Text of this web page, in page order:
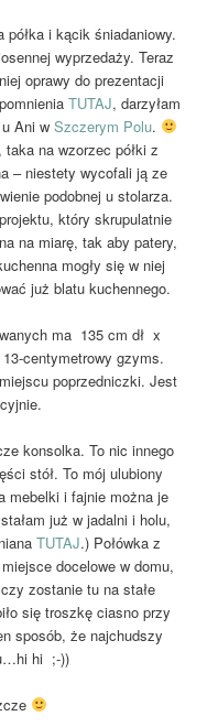
półka i kącik śniadaniowy.
wyprzedaży. Teraz
oprawy do prezentacji
TUTAJ, darzyłam
Ani w Szczerym Polu.
na wzorzec półki z
– niestety wycofali ją ze
podobnej u stolarza.
który skrupulatnie
na miarę, tak aby patery,
mogły się w niej
już blatu kuchennego.
ma 135 cm dł x
centymetrowy gzyms.
poprzedniczki. Jest
konsolka. To nic innego
stół. To mój ulubiony
mebelki i fajnie można je
już w jadalni i holu,
TUTAJ.) Połówka z
docelowe w domu,
zostanie tu na stałe
się troszkę ciasno przy
sposób, że najchudszy
hi ;-))